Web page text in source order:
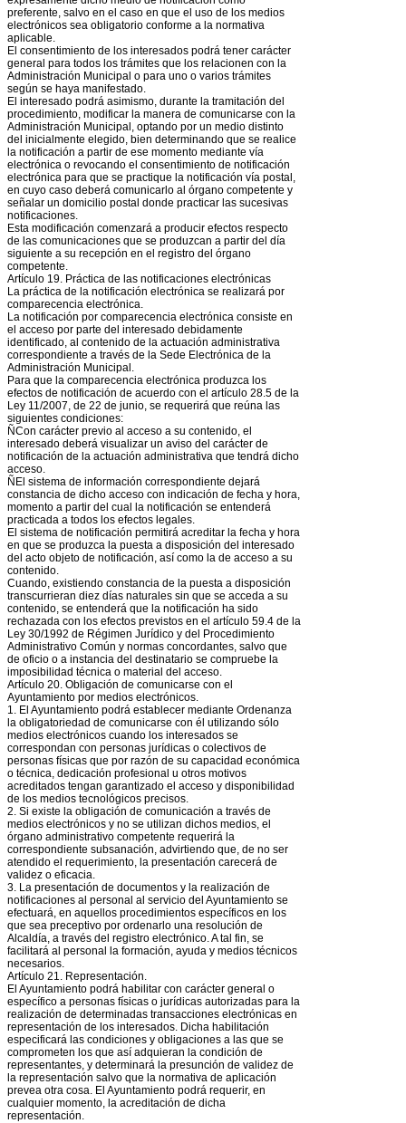
preferente, salvo en el caso en que el uso de los medios
electrónicos sea obligatorio conforme a la normativa
aplicable.
El consentimiento de los interesados podrá tener carácter
general para todos los trámites que los relacionen con la
Administración Municipal o para uno o varios trámites
según se haya manifestado.
El interesado podrá asimismo, durante la tramitación del
procedimiento, modificar la manera de comunicarse con la
Administración Municipal, optando por un medio distinto
del inicialmente elegido, bien determinando que se realice
la notificación a partir de ese momento mediante vía
electrónica o revocando el consentimiento de notificación
electrónica para que se practique la notificación vía postal,
en cuyo caso deberá comunicarlo al órgano competente y
señalar un domicilio postal donde practicar las sucesivas
notificaciones.
Esta modificación comenzará a producir efectos respecto
de las comunicaciones que se produzcan a partir del día
siguiente a su recepción en el registro del órgano
competente.
Artículo 19. Práctica de las notificaciones electrónicas
La práctica de la notificación electrónica se realizará por
comparecencia electrónica.
La notificación por comparecencia electrónica consiste en
el acceso por parte del interesado debidamente
identificado, al contenido de la actuación administrativa
correspondiente a través de la Sede Electrónica de la
Administración Municipal.
Para que la comparecencia electrónica produzca los
efectos de notificación de acuerdo con el artículo 28.5 de la
Ley 11/2007, de 22 de junio, se requerirá que reúna las
siguientes condiciones:
ÑCon carácter previo al acceso a su contenido, el
interesado deberá visualizar un aviso del carácter de
notificación de la actuación administrativa que tendrá dicho
acceso.
ÑEl sistema de información correspondiente dejará
constancia de dicho acceso con indicación de fecha y hora,
momento a partir del cual la notificación se entenderá
practicada a todos los efectos legales.
El sistema de notificación permitirá acreditar la fecha y hora
en que se produzca la puesta a disposición del interesado
del acto objeto de notificación, así como la de acceso a su
contenido.
Cuando, existiendo constancia de la puesta a disposición
transcurrieran diez días naturales sin que se acceda a su
contenido, se entenderá que la notificación ha sido
rechazada con los efectos previstos en el artículo 59.4 de la
Ley 30/1992 de Régimen Jurídico y del Procedimiento
Administrativo Común y normas concordantes, salvo que
de oficio o a instancia del destinatario se compruebe la
imposibilidad técnica o material del acceso.
Artículo 20. Obligación de comunicarse con el
Ayuntamiento por medios electrónicos.
1. El Ayuntamiento podrá establecer mediante Ordenanza
la obligatoriedad de comunicarse con él utilizando sólo
medios electrónicos cuando los interesados se
correspondan con personas jurídicas o colectivos de
personas físicas que por razón de su capacidad económica
o técnica, dedicación profesional u otros motivos
acreditados tengan garantizado el acceso y disponibilidad
de los medios tecnológicos precisos.
2. Si existe la obligación de comunicación a través de
medios electrónicos y no se utilizan dichos medios, el
órgano administrativo competente requerirá la
correspondiente subsanación, advirtiendo que, de no ser
atendido el requerimiento, la presentación carecerá de
validez o eficacia.
3. La presentación de documentos y la realización de
notificaciones al personal al servicio del Ayuntamiento se
efectuará, en aquellos procedimientos específicos en los
que sea preceptivo por ordenarlo una resolución de
Alcaldía, a través del registro electrónico. A tal fin, se
facilitará al personal la formación, ayuda y medios técnicos
necesarios.
Artículo 21. Representación.
El Ayuntamiento podrá habilitar con carácter general o
específico a personas físicas o jurídicas autorizadas para la
realización de determinadas transacciones electrónicas en
representación de los interesados. Dicha habilitación
especificará las condiciones y obligaciones a las que se
comprometen los que así adquieran la condición de
representantes, y determinará la presunción de validez de
la representación salvo que la normativa de aplicación
prevea otra cosa. El Ayuntamiento podrá requerir, en
cualquier momento, la acreditación de dicha
representación.